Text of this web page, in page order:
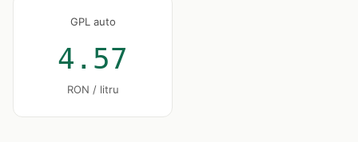
GPL auto
4.57
RON / litru